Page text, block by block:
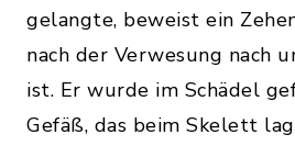
gelangte, beweist ein
nach der Verwesung nach
ist. Er wurde im Schädel
Gefäß, das beim Skelett